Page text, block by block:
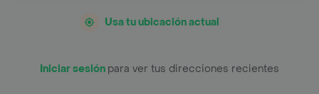
Usa tu ubicación actual
Iniciar sesión para ver tus direcciones recientes